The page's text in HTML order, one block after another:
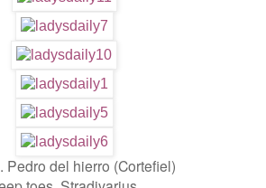
Pedro del hierro (Cortefiel)